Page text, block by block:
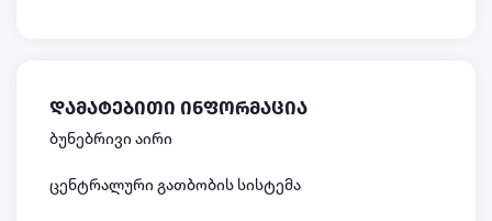
დამატებითი ინფორმაცია
ბუნებრივი აირი
ცენტრალური გათბობის სისტემა